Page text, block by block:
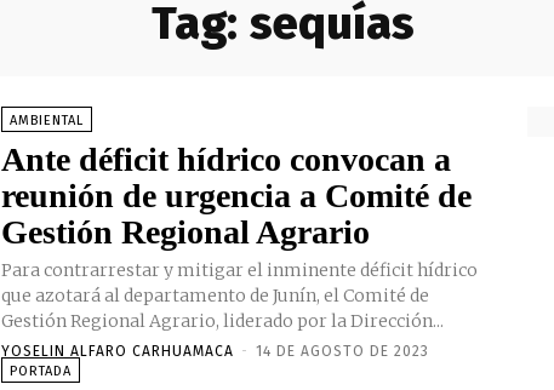
Tag: sequías
AMBIENTAL
Ante déficit hídrico convocan a
reunión de urgencia a Comité de
Gestión Regional Agrario
Para contrarrestar y mitigar el inminente déficit hídrico
que azotará al departamento de Junín, el Comité de
Gestión Regional Agrario, liderado por la Dirección...
YOSELIN ALFARO CARHUAMACA - 14 DE AGOSTO DE 2023
PORTADA